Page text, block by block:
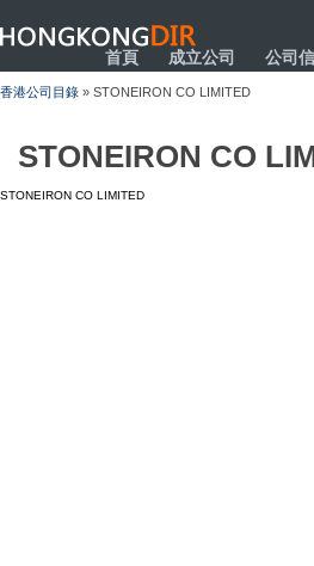
HONGKONGDIR
首頁 成立公司 公司
香港公司目錄 » STONEIRON CO LIMITED
STONEIRON CO
STONEIRON CO LIMITED